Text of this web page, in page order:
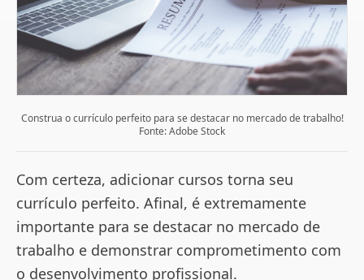
Construa o currículo perfeito para se destacar no mercado de trabalho!
Fonte: Adobe Stock
Com certeza, adicionar cursos torna seu
currículo perfeito. Afinal, é extremamente
importante para se destacar no mercado de
trabalho e demonstrar comprometimento com
o desenvolvimento profissional.